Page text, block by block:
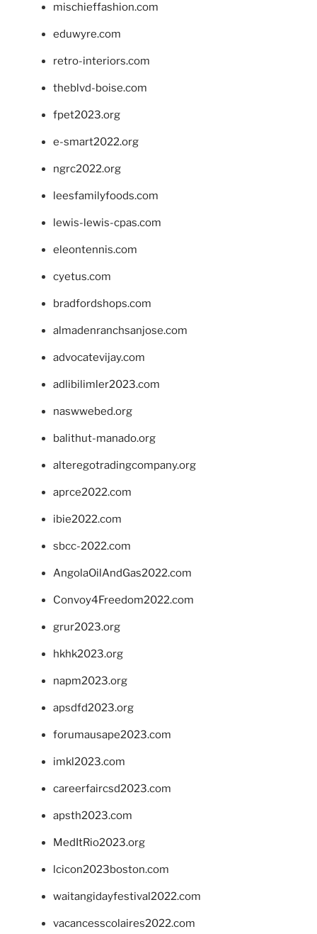
mischieffashion.com
eduwyre.com
retro-interiors.com
theblvd-boise.com
fpet2023.org
e-smart2022.org
ngrc2022.org
leesfamilyfoods.com
lewis-lewis-cpas.com
eleontennis.com
cyetus.com
bradfordshops.com
almadenranchsanjose.com
advocatevijay.com
adlibilimler2023.com
naswwebed.org
balithut-manado.org
alteregotradingcompany.org
aprce2022.com
ibie2022.com
sbcc-2022.com
AngolaOilAndGas2022.com
Convoy4Freedom2022.com
grur2023.org
hkhk2023.org
napm2023.org
apsdfd2023.org
forumausape2023.com
imkl2023.com
careerfaircsd2023.com
apsth2023.com
MedItRio2023.org
lcicon2023boston.com
waitangidayfestival2022.com
vacancesscolaires2022.com